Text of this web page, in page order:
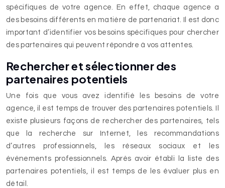
spécifiques de votre agence. En effet, chaque agence a
des besoins différents en matière de partenariat. Il est donc
important d’identifier vos besoins spécifiques pour chercher
des partenaires qui peuvent répondre à vos attentes.
Rechercher et sélectionner des
partenaires potentiels
Une fois que vous avez identifié les besoins de votre
agence, il est temps de trouver des partenaires potentiels. Il
existe plusieurs façons de rechercher des partenaires, tels
que la recherche sur Internet, les recommandations
d’autres professionnels, les réseaux sociaux et les
événements professionnels. Après avoir établi la liste des
partenaires potentiels, il est temps de les évaluer plus en
détail.